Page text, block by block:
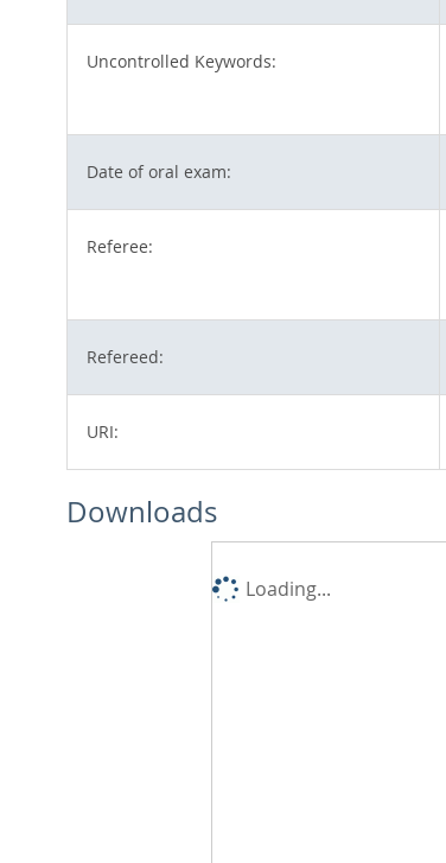
Uncontrolled Keywords:
Date of oral exam:
Referee:
Refereed:
URI:
Downloads
Loading...